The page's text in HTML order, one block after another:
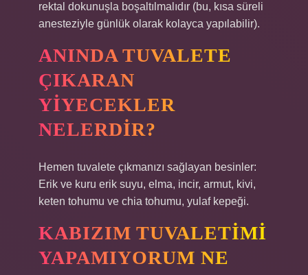
rektal dokunuşla boşaltılmalıdır (bu, kısa süreli
anesteziyle günlük olarak kolayca yapılabilir).
ANINDA TUVALETE
ÇIKARAN
YIYECEKLER
NELERDIR?
Hemen tuvalete çıkmanızı sağlayan besinler:
Erik ve kuru erik suyu, elma, incir, armut, kivi,
keten tohumu ve chia tohumu, yulaf kepeği.
KABIZIM TUVALETIMI
YAPAMIYORUM NE